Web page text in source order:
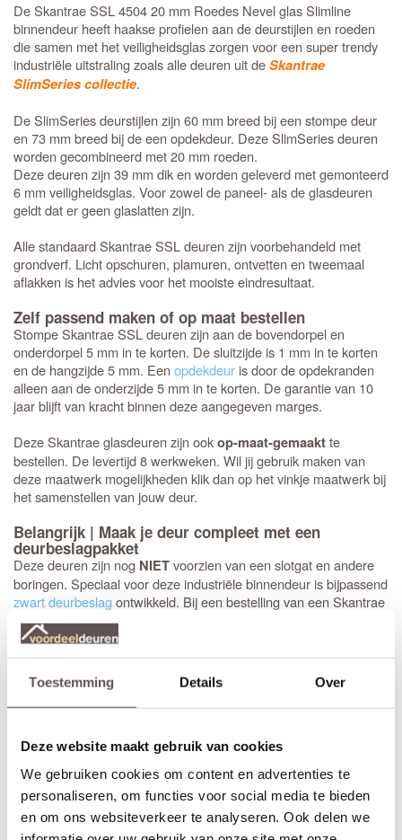
Toestemming Details Over
Deze website maakt gebruik van cookies
We gebruiken cookies om content en advertenties te
personaliseren, om functies voor social media te bieden
en om ons websiteverkeer te analyseren. Ook delen we
De Skantrae SSL 4504 20 mm Roedes Nevel glas Slimline
binnendeur heeft haakse profielen aan de deurstijlen en roeden
die samen met het veiligheidsglas zorgen voor een super trendy
industriële uitstraling zoals alle deuren uit deSkantrae
SlimSeries collectie.
De SlimSeries deurstijlen zijn 60 mm breed bij een stompe deur
en 73 mm breed bij de een opdekdeur. Deze SlimSeries deuren
worden gecombineerd met 20 mm roeden.
Deze deuren zijn 39 mm dik en worden geleverd met gemonteerd
6 mm veiligheidsglas. Voor zowel de paneel- als de glasdeuren
geldt dat er geen glaslatten zijn.
Alle standaard Skantrae SSL deuren zijn voorbehandeld met
grondverf. Licht opschuren, plamuren, ontvetten en tweemaal
aflakken is het advies voor het mooiste eindresultaat.
Zelf passend maken of op maat bestellen
Stompe Skantrae SSL deuren zijn aan de bovendorpel en
onderdorpel 5 mm in te korten. De sluitzijde is 1 mm in te korten
en de hangzijde 5 mm. Eenopdekdeur is door de opdekranden
alleen aan de onderzijde 5 mm in te korten. De garantie van 10
jaar blijft van kracht binnen deze aangegeven marges.
Deze Skantrae glasdeuren zijn ookop-maat-gemaaktte
bestellen. De levertijd 8 werkweken. Wil jij gebruik maken van
deze maatwerk mogelijkheden klik dan op het vinkje maatwerk bij
het samenstellen van jouw deur.
Belangrijk | Maak je deur compleet met een
deurbeslagpakket
Deze deuren zijn nog NIETvoorzien van een slotgat en andere
boringen. Speciaal voor deze industriële binnendeur is bijpassend
zwart deurbeslagontwikkeld. Bij een bestelling van een Skantrae
SSL deur + eendeurbeslagpakket
voor het smalslot en deurklink in de deur. Montage is snel en
makkelijk.
Let op! Standaard deurkrukken en insteeksloten passen niet in
deze smalle deurstijlen!
Skantrae SSL 4504 20 mm Roedes Nevel glas deuren
afhangen met scharnieren
Skantrae deuren afhangen kan met elk standaard scharnier,
maar zwarte scharnieren zijn het mooist. De meest gebruikte
zwarte scharnierenzijn kogellager scharnieren van 89 mm met
ronde hoeken. Het advies is 3 stuks per deur te monteren.